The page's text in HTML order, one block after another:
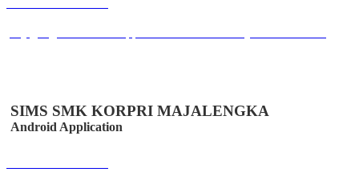
SIMS SMK KORPRI MAJALENGKA
Android Application